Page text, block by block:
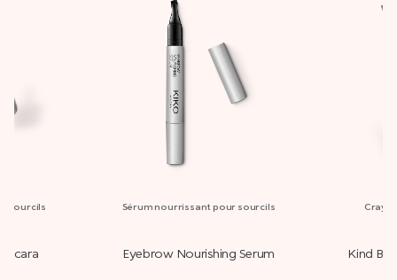
sourcils Sérum nourrissant pour sourcils
Eyebrow Nourishing Serum Kind By